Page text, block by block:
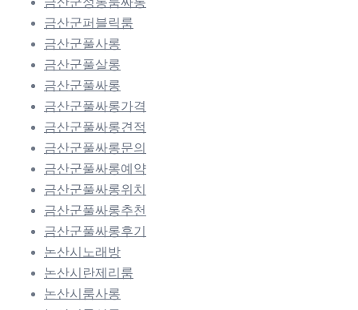
금산군퍼블릭룸
금산군풀사롱
금산군풀살롱
금산군풀싸롱
금산군풀싸롱가격
금산군풀싸롱견적
금산군풀싸롱문의
금산군풀싸롱예약
금산군풀싸롱위치
금산군풀싸롱추천
금산군풀싸롱후기
논산시노래방
논산시란제리룸
논산시룸사롱